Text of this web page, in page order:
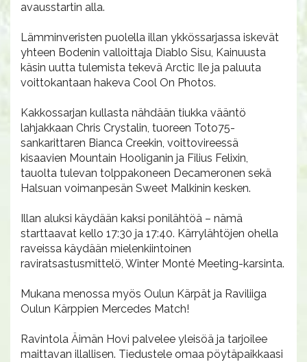
avausstartin alla.
Lämminveristen puolella illan ykkössarjassa iskevät
yhteen Bodenin valloittaja Diablo Sisu, Kainuusta
käsin uutta tulemista tekevä Arctic Ile ja paluuta
voittokantaan hakeva Cool On Photos.
Kakkossarjan kullasta nähdään tiukka vääntö
lahjakkaan Chris Crystalin, tuoreen Toto75-
sankarittaren Bianca Creekin, voittovireessä
kisaavien Mountain Hooliganin ja Filius Felixin,
tauolta tulevan tolppakoneen Decameronen sekä
Halsuan voimanpesän Sweet Malkinin kesken.
Illan aluksi käydään kaksi ponilähtöä – nämä
starttaavat kello 17:30 ja 17:40. Kärrylähtöjen ohella
raveissa käydään mielenkiintoinen
raviratsastusmittelö, Winter Monté Meeting-karsinta.
Mukana menossa myös Oulun Kärpät ja Raviliiga
Oulun Kärppien Mercedes Match!
Ravintola Äimän Hovi palvelee yleisöä ja tarjoilee
maittavan illallisen. Tiedustele omaa pöytäpaikkaasi